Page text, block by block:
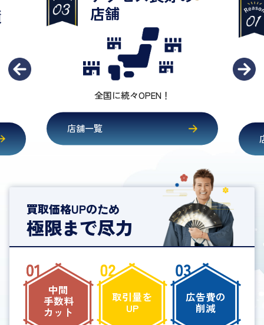
査定相談だけでも大歓迎
店舗一覧
買取価格UPのため
極限まで尽力
中間
手数料
カット
取引量を
UP
広告費の
削減